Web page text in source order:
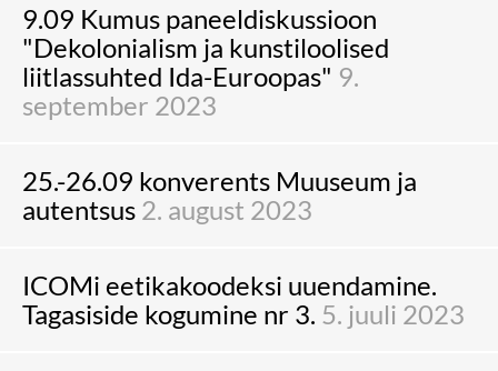
9.09 Kumus paneeldiskussioon
"Dekolonialism ja kunstiloolised
liitlassuhted Ida-Euroopas" 9.
september 2023
25.-26.09 konverents Muuseum ja
autentsus 2. august 2023
ICOMi eetikakoodeksi uuendamine.
Tagasiside kogumine nr 3. 5. juuli 2023